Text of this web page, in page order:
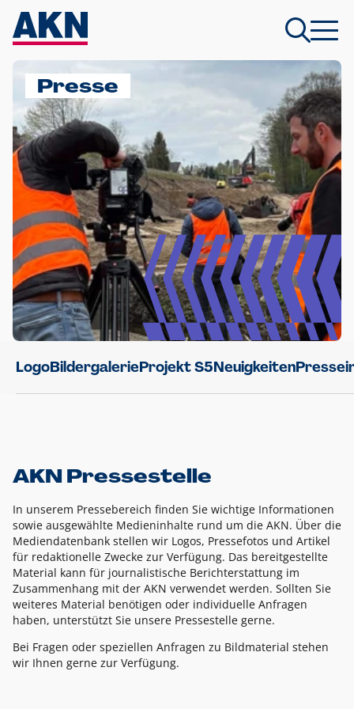
Presse
LogoBildergalerieProjekt S5Neuigkeiten
AKN Pressestelle
In unserem Pressebereich finden Sie wichtige Informationen
sowie ausgewählte Medieninhalte rund um die AKN. Über die
Mediendatenbank stellen wir Logos, Pressefotos und Artikel
für redaktionelle Zwecke zur Verfügung. Das bereitgestellte
Material kann für journalistische Berichterstattung im
Zusammenhang mit der AKN verwendet werden. Sollten Sie
weiteres Material benötigen oder individuelle Anfragen
haben, unterstützt Sie unsere Pressestelle gerne.
Bei Fragen oder speziellen Anfragen zu Bildmaterial stehen
wir Ihnen gerne zur Verfügung.